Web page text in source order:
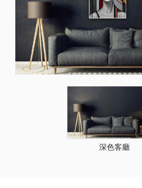
深色客廳